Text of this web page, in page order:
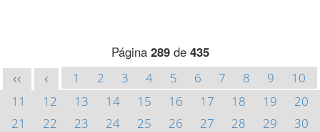
Página 289de 435
<< < 1 2 3 4 5 6 7 8 9
10
11
12 13 14 15 16 17 18 19
20
21
22 23 24 25 26 27 28 29
30